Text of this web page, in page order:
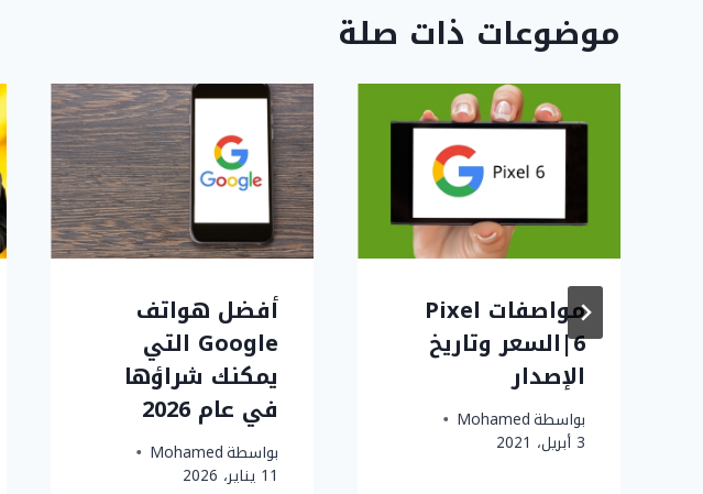
موضوعات ذات صلة
مواصفات Pixel
6|السعر وتاريخ
الإصدار
بواسطةMohamed
3 أبريل، 2021
أفضل هواتف
Google التي
يمكنك شراؤها
في عام 2026
بواسطةMohamed
11 يناير، 2026